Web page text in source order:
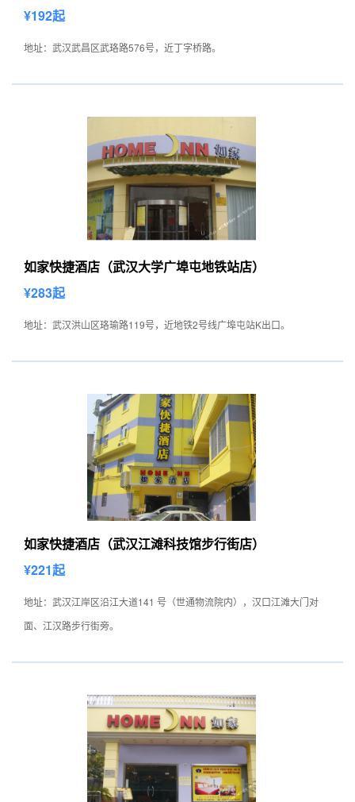
¥192起
地址：武汉武昌区武珞路576号，近丁字桥路。
如家快捷酒店（武汉大学广埠屯地铁站店）
¥283起
地址：武汉洪山区珞瑜路119号，近地铁2号线广埠屯站K出口。
如家快捷酒店（武汉江滩科技馆步行街店）
¥221起
地址：武汉江岸区沿江大道141 号（世通物流院内），汉口江滩大门对
面、江汉路步行街旁。